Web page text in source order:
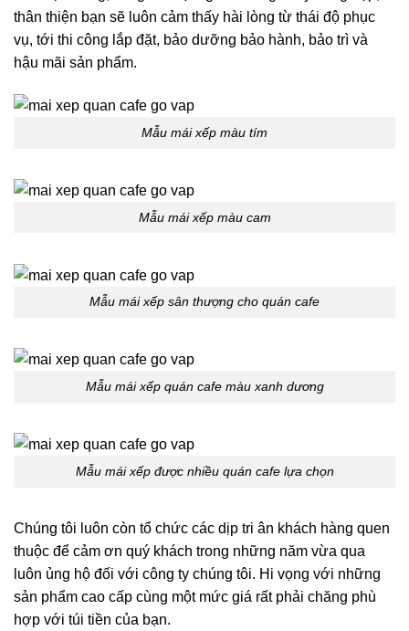
thân thiện bạn sẽ luôn cảm thấy hài lòng từ thái độ phục
vụ, tới thi công lắp đặt, bảo dưỡng bảo hành, bảo trì và
hậu mãi sản phẩm.
Mẫu mái xếp màu tím
Mẫu mái xếp màu cam
Mẫu mái xếp sân thượng cho quán cafe
Mẫu mái xếp quán cafe màu xanh dương
Mẫu mái xếp được nhiều quán cafe lựa chọn
Chúng tôi luôn còn tổ chức các dịp tri ân khách hàng quen
thuộc để cảm ơn quý khách trong những năm vừa qua
luôn ủng hộ đối với công ty chúng tôi. Hi vọng với những
sản phẩm cao cấp cùng một mức giá rất phải chăng phù
hợp với túi tiền của bạn.